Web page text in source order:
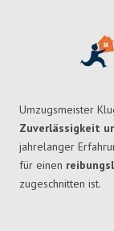
Umzugsmeister
Zuverlässigkeit
jahrelanger
für einen
zugeschnitten ist.